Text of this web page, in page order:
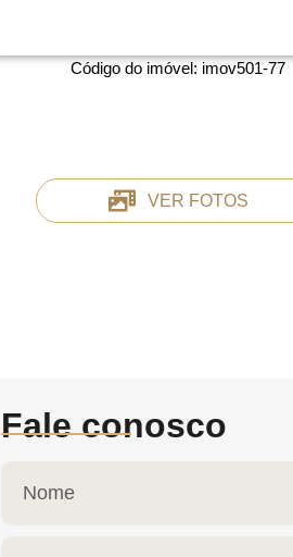
Código do imóvel: imov501-77
VER FOTOS
Fale conosco